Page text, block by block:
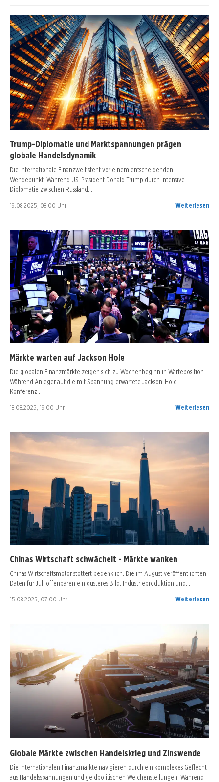
Trump-Diplomatie und Marktspannungen prägen
globale Handelsdynamik
Die internationale Finanzwelt steht vor einem entscheidenden
Wendepunkt. Während US-Präsident Donald Trump durch intensive
Diplomatie zwischen Russland…
19.08.2025, 08:00 Uhr Weiterlesen
Märkte warten auf Jackson Hole
Die globalen Finanzmärkte zeigen sich zu Wochenbeginn in Warteposition.
Während Anleger auf die mit Spannung erwartete Jackson-Hole-
Konferenz…
18.08.2025, 19:00 Uhr Weiterlesen
Chinas Wirtschaft schwächelt - Märkte wanken
Chinas Wirtschaftsmotor stottert bedenklich. Die im August veröffentlichten
Daten für Juli offenbaren ein düsteres Bild: Industrieproduktion und…
15.08.2025, 07:00 Uhr Weiterlesen
Globale Märkte zwischen Handelskrieg und Zinswende
Die internationalen Finanzmärkte navigieren durch ein komplexes Geflecht
aus Handelsspannungen und geldpolitischen Weichenstellungen. Während